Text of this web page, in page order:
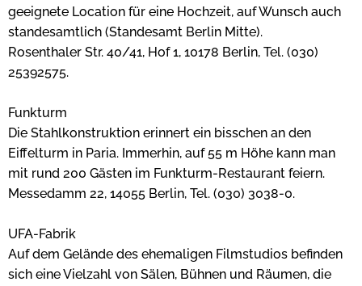
geeignete Location für eine Hochzeit, auf Wunsch auch
standesamtlich (Standesamt Berlin Mitte).
Rosenthaler Str. 40/41, Hof 1, 10178 Berlin, Tel. (030)
25392575.
Funkturm
Die Stahlkonstruktion erinnert ein bisschen an den
Eiffelturm in Paria. Immerhin, auf 55 m Höhe kann man
mit rund 200 Gästen im Funkturm-Restaurant feiern.
Messedamm 22, 14055 Berlin, Tel. (030) 3038-0.
UFA-Fabrik
Auf dem Gelände des ehemaligen Filmstudios befinden
sich eine Vielzahl von Sälen, Bühnen und Räumen, die